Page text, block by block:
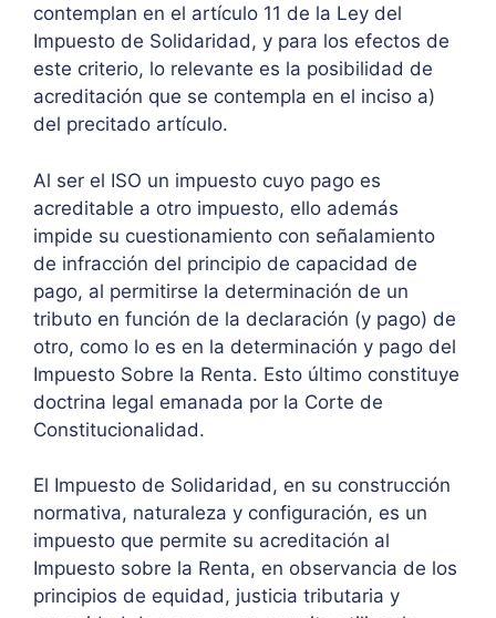
contemplan en el artículo 11 de la Ley del
Impuesto de Solidaridad, y para los efectos de
este criterio, lo relevante es la posibilidad de
acreditación que se contempla en el inciso a)
del precitado artículo.
Al ser el ISO un impuesto cuyo pago es
acreditable a otro impuesto, ello además
impide su cuestionamiento con señalamiento
de infracción del principio de capacidad de
pago, al permitirse la determinación de un
tributo en función de la declaración (y pago) de
otro, como lo es en la determinación y pago del
Impuesto Sobre la Renta. Esto último constituye
doctrina legal emanada por la Corte de
Constitucionalidad.
El Impuesto de Solidaridad, en su construcción
normativa, naturaleza y configuración, es un
impuesto que permite su acreditación al
Impuesto sobre la Renta, en observancia de los
principios de equidad, justicia tributaria y